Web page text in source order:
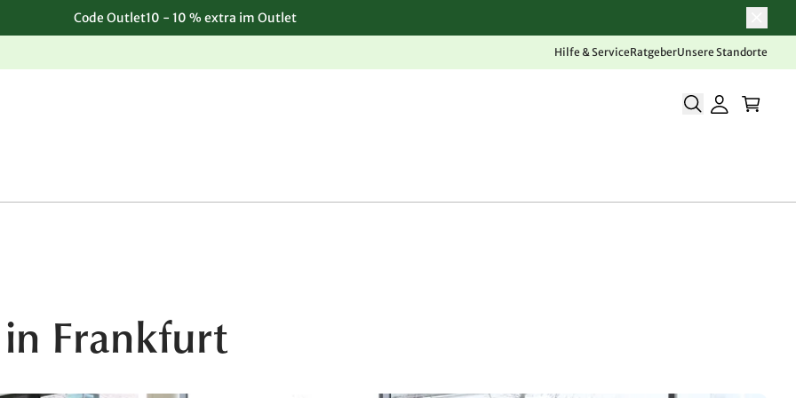
Code Outlet10 - 10 % extra im Outlet
Hilfe & ServiceRatgeberUnsere Standorte
Frankfurt